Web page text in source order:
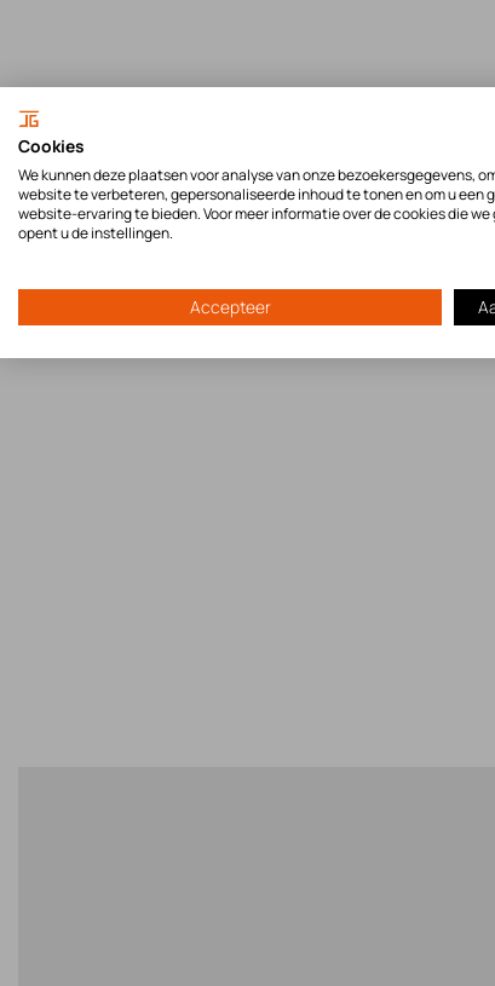
Cookies
We kunnen deze plaatsen voor analyse van onze bezoekersgegevens,
website te verbeteren, gepersonaliseerde inhoud te tonen en om u een
website-ervaring te bieden. Voor meer informatie over de cookies die
opent u de instellingen.
Accepteer